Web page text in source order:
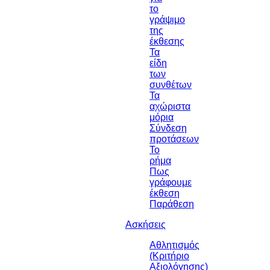
το
γράψιμο
της
έκθεσης
Τα
είδη
των
συνθέτων
Τα
αχώριστα
μόρια
Σύνδεση
προτάσεων
Το
ρήμα
Πως
γράφουμε
έκθεση
Παράθεση
Ασκήσεις
Αθλητισμός
(Κριτήριο
Αξιολόγησης)